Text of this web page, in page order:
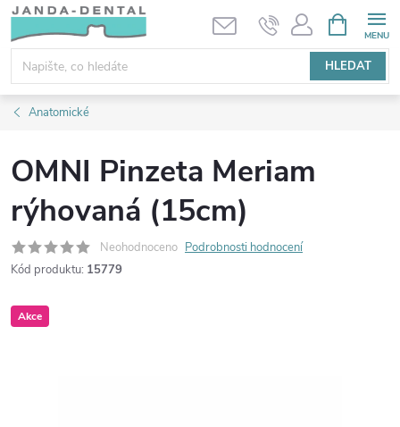
Přejít
obsah
HLEDAT
NÁKUPNÍ
KOŠÍK
Anatomické
OMNI Pinzeta Meriam
rýhovaná (15cm)
Neohodnoceno Podrobnosti hodnocení
Kód produktu: 15779
Akce